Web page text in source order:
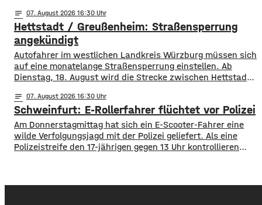
wurde das Kreisstraßennetz ausgebaut, aber auch ein
flächendeckendes Radwegenetz mit einer Länge von über
1.000 Kilometern geschaffen. Außerdem führte der
notes 07. August 2026 16:30
Hettstadt / Greußenheim: Straßensperrung
angekündigt
Autofahrer im westlichen Landkreis Würzburg müssen sich
auf eine monatelange Straßensperrung einstellen. Ab
Dienstag, 18. August wird die Strecke zwischen Hettstadt
Staatliche Bauamt an. Die Fahrbahn muss erneuert
werden, sie weist Verdrückungen, Abbrüche, Risse und
gebrochene Fahrbahnränder auf. Auch die Entwässerung
muss erneuert werden. Die Arbeiten seien unter
notes 07. August 2026 16:30
Schweinfurt: E-Rollerfahrer flüchtet vor Polizei
Am Donnerstagmittag hat sich ein E-Scooter-Fahrer eine
wilde Verfolgungsjagd mit der Polizei geliefert. Als eine
Polizeistreife den 17-jährigen gegen 13 Uhr kontrollieren